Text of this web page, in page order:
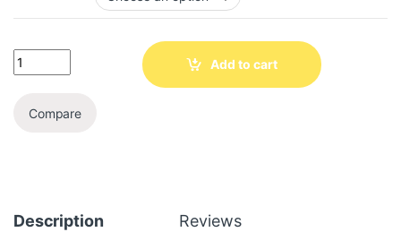
Add to cart
Compare
Description Reviews